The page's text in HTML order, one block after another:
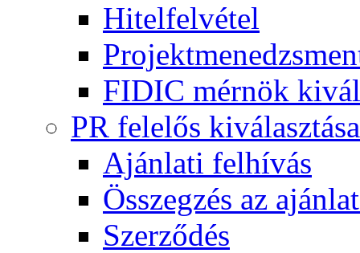
Hitelfelvétel
FIDIC mérnök
PR felelős kiválasztása
Ajánlati felhívás
Összegzés az
Szerződés